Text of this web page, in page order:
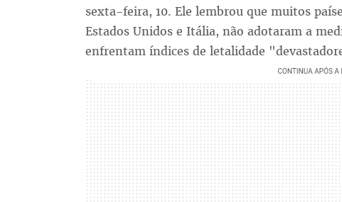
sexta-feira, 10. Ele lembrou que muitos
Estados Unidos e Itália, não adotaram a
enfrentam índices de letalidade